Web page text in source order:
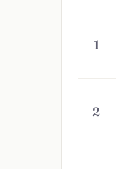
1
2